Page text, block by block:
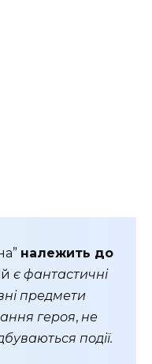
належить до
є фантастичні
предмети
героя, не
події.